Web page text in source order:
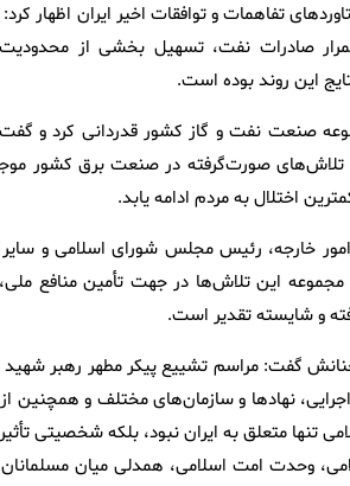
تفاهمات و توافقات اخیر ایران
صادرات نفت، تسهیل بخشی از
این روند بوده است.
صنعت نفت و گاز کشور قدردانی کرد و
صورت‌گرفته در صنعت برق کشور
اختلال به مردم ادامه یابد.
خارجه، رئیس مجلس شورای اسلامی و
مجموعه این تلاش‌ها در جهت تأمین منافع
و شایسته تقدیر است.
گفت: مراسم تشییع پیکر مطهر رهبر شهید
نهادها و سازمان‌های مختلف و
تنها متعلق به ایران نبود، بلکه شخصیتی
وحدت امت اسلامی، همدلی میان